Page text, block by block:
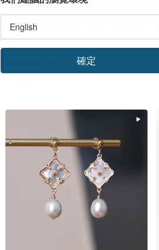
akoya珍珠手鍊 套裝 18k金 京都直送
KOKO PEARL JEWELRY
確定